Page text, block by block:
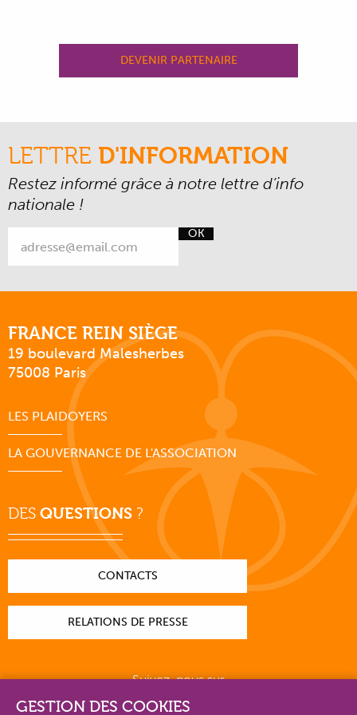
DEVENIR PARTENAIRE
LETTRE D'INFORMATION
Restez informé grâce à notre lettre d’info
nationale !
OK
FRANCE REIN SIÈGE
19 boulevard Malesherbes
75008 Paris
LES PLAIDOYERS
LA GOUVERNANCE DE L'ASSOCIATION
DES QUESTIONS ?
CONTACTS
RELATIONS DE PRESSE
Suivez-nous sur
GESTION DES COOKIES